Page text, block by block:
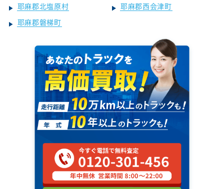
耶麻郡北塩原村
耶麻郡西会津町
耶麻郡磐梯町